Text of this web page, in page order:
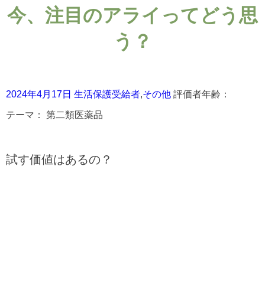
今、注目のアライってどう思
う？
2024年4月17日 生活保護受給者,その他 評価者年齢：
テーマ： 第二類医薬品
試す価値はあるの？